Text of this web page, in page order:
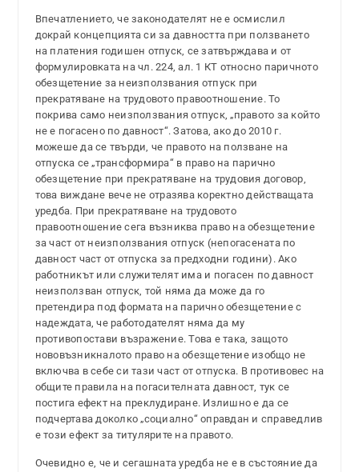
Впечатлението, че законодателят не е осмислил
докрай концепцията си за давността при ползването
на платения годишен отпуск, се затвърждава и от
формулировката на чл. 224, ал. 1 КТ относно паричното
обезщетение за неизползвания отпуск при
прекратяване на трудовото правоотношение. То
покрива само неизползвания отпуск, „правото за който
не е погасено по давност“. Затова, ако до 2010 г.
можеше да се твърди, че правото на ползване на
отпуска се „трансформира“ в право на парично
обезщетение при прекратяване на трудовия договор,
това виждане вече не отразява коректно действащата
уредба. При прекратяване на трудовото
правоотношение сега възниква право на обезщетение
за част от неизползвания отпуск (непогасената по
давност част от отпуска за предходни години). Ако
работникът или служителят има и погасен по давност
неизползван отпуск, той няма да може да го
претендира под формата на парично обезщетение с
надеждата, че работодателят няма да му
противопостави възражение. Това е така, защото
нововъзникналото право на обезщетение изобщо не
включва в себе си тази част от отпуска. В противовес на
общите правила на погасителната давност, тук се
постига ефект на преклудиране. Излишно е да се
подчертава доколко „социално“ оправдан и справедлив
е този ефект за титулярите на правото.
Очевидно е, че и сегашната уредба не е в състояние да